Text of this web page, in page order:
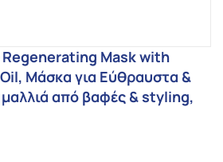
Mask with
Μάσκα για Εύθραυστα &
από βαφές & styling,